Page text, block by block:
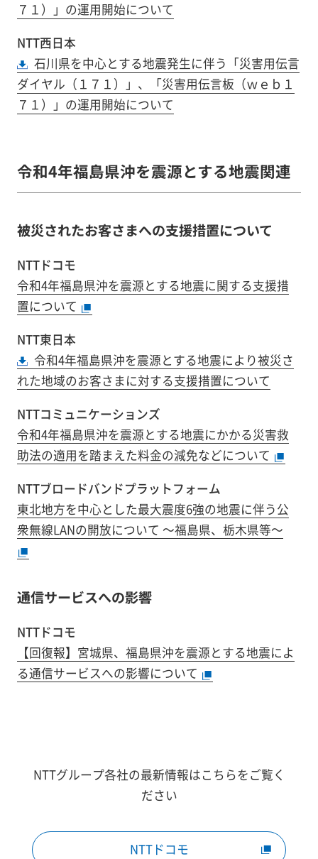
７１）」の運用開始について
NTT西日本
石川県を中心とする地震発生に伴う「災害用伝言
ダイヤル（１７１）」、「災害用伝言板（ｗｅｂ１
７１）」の運用開始について
令和4年福島県沖を震源とする地震関連
被災されたお客さまへの支援措置について
NTTドコモ
令和4年福島県沖を震源とする地震に関する支援措
置について
NTT東日本
令和4年福島県沖を震源とする地震により被災さ
れた地域のお客さまに対する支援措置について
NTTコミュニケーションズ
令和4年福島県沖を震源とする地震にかかる災害救
助法の適用を踏まえた料金の減免などについて
NTTブロードバンドプラットフォーム
東北地方を中心とした最大震度6強の地震に伴う公
衆無線LANの開放について ～福島県、栃木県等～
通信サービスへの影響
NTTドコモ
【回復報】宮城県、福島県沖を震源とする地震によ
る通信サービスへの影響について
NTTグループ各社の最新情報はこちらをご覧く
ださい
NTTドコモ